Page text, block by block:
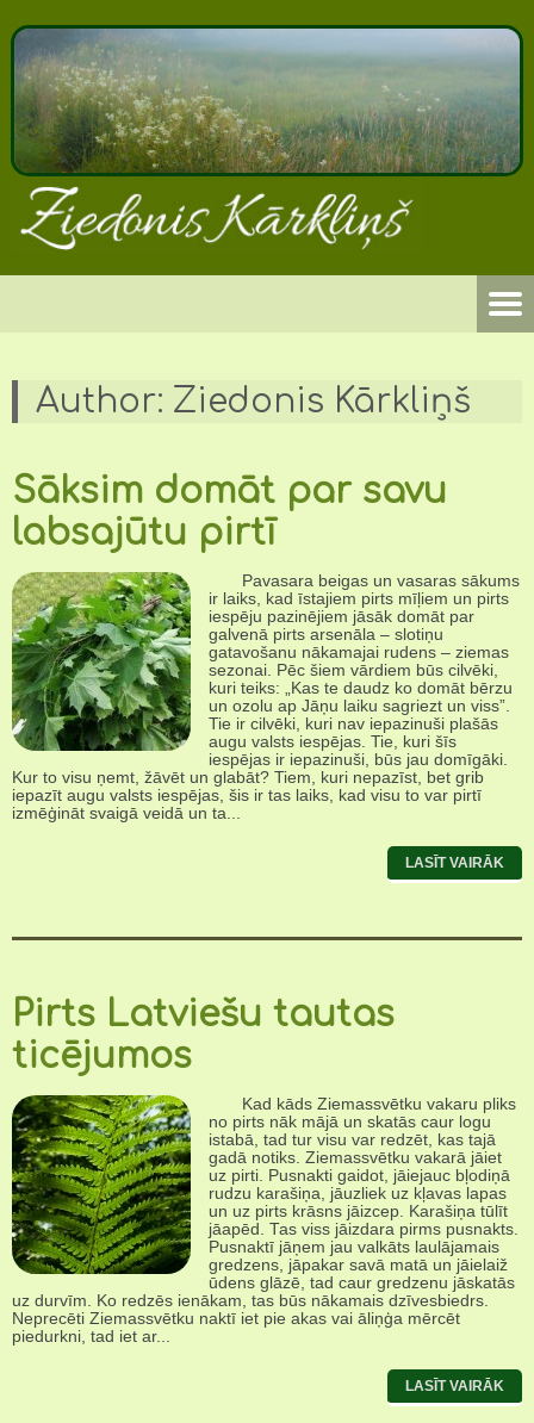
Author: Ziedonis Kārkliņš
Sāksim domāt par savu
labsajūtu pirtī
Pavasara beigas un vasaras sākums
ir laiks, kad īstajiem pirts mīļiem un pirts
iespēju pazinējiem jāsāk domāt par
galvenā pirts arsenāla – slotiņu
gatavošanu nākamajai rudens – ziemas
sezonai. Pēc šiem vārdiem būs cilvēki,
kuri teiks: „Kas te daudz ko domāt bērzu
un ozolu ap Jāņu laiku sagriezt un viss”.
Tie ir cilvēki, kuri nav iepazinuši plašās
augu valsts iespējas. Tie, kuri šīs
iespējas ir iepazinuši, būs jau domīgāki.
Kur to visu ņemt, žāvēt un glabāt? Tiem, kuri nepazīst, bet grib
iepazīt augu valsts iespējas, šis ir tas laiks, kad visu to var pirtī
izmēģināt svaigā veidā un ta...
LASĪT VAIRĀK
Pirts Latviešu tautas
ticējumos
Kad kāds Ziemassvētku vakaru pliks
no pirts nāk mājā un skatās caur logu
istabā, tad tur visu var redzēt, kas tajā
gadā notiks. Ziemassvētku vakarā jāiet
uz pirti. Pusnakti gaidot, jāiejauc bļodiņā
rudzu karašiņa, jāuzliek uz kļavas lapas
un uz pirts krāsns jāizcep. Karašiņa tūlīt
jāapēd. Tas viss jāizdara pirms pusnakts.
Pusnaktī jāņem jau valkāts laulājamais
gredzens, jāpakar savā matā un jāielaiž
ūdens glāzē, tad caur gredzenu jāskatās
uz durvīm. Ko redzēs ienākam, tas būs nākamais dzīvesbiedrs.
Neprecēti Ziemassvētku naktī iet pie akas vai āliņģa mērcēt
piedurkni, tad iet ar...
LASĪT VAIRĀK